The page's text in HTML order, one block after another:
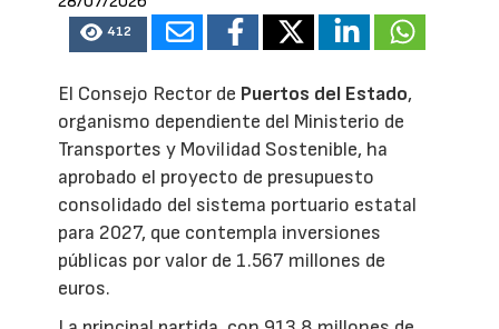
412
El Consejo Rector de Puertos del Estado,
organismo dependiente del Ministerio de
Transportes y Movilidad Sostenible, ha
aprobado el proyecto de presupuesto
consolidado del sistema portuario estatal
para 2027, que contempla inversiones
públicas por valor de 1.567 millones de
euros.